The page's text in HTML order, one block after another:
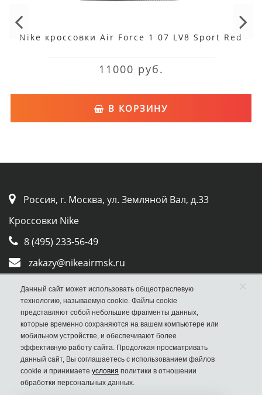
Nike кроссовки Air Force 1 07 LV8 Sport Red
11000 руб.
В КОРЗИНУ
Россия, г. Москва, ул. Земляной Вал, д.33
Кроссовки Nike
8 (495) 233-56-49
zakazy@nikeairmsk.ru
Whatsapp
Viber
Данный сайт может использовать общеотраслевую
технологию, называемую cookie. Файлы cookie
представляют собой небольшие фрагменты данных,
которые временно сохраняются на вашем компьютере или
мобильном устройстве, и обеспечивают более
эффективную работу сайта. Продолжая просматривать
данный сайт, Вы соглашаетесь с использованием файлов
cookie и принимаете условия политики в отношении
обработки персональных данных.
×